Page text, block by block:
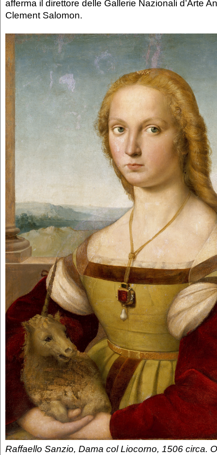
afferma il direttore delle Gallerie Nazionali d’Arte
Clement Salomon.
Raffaello Sanzio, Dama col Liocorno, 1506 circa.